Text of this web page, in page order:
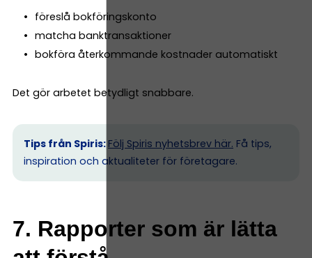
föreslå bokföringskonto
matcha banktransaktioner
bokföra återkommande kostnader automatiskt
Det gör arbetet betydligt snabbare.
Tips från Spiris: Följ Spiris nyhetsbrev här. Få tips,
inspiration och aktualiteter för företagare.
7. Rapporter som är lätta